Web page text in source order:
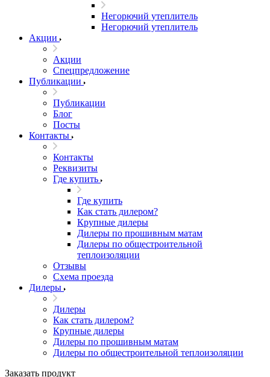
Негорючий утеплитель
Негорючий утеплитель
Акции
Акции
Спецпредложение
Публикации
Публикации
Блог
Посты
Контакты
Контакты
Реквизиты
Где купить
Где купить
Как стать дилером?
Крупные дилеры
Дилеры по прошивным матам
Дилеры по общестроительной
теплоизоляции
Отзывы
Схема проезда
Дилеры
Дилеры
Как стать дилером?
Крупные дилеры
Дилеры по прошивным матам
Дилеры по общестроительной теплоизоляции
Заказать продукт